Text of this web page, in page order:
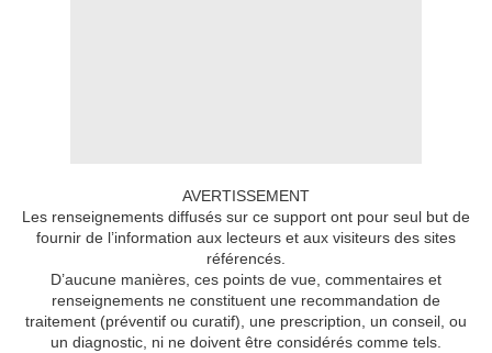
AVERTISSEMENT
Les renseignements diffusés sur ce support ont pour seul but de
fournir de l’information aux lecteurs et aux visiteurs des sites
référencés.
D’aucune manières, ces points de vue, commentaires et
renseignements ne constituent une recommandation de
traitement (préventif ou curatif), une prescription, un conseil, ou
un diagnostic, ni ne doivent être considérés comme tels.